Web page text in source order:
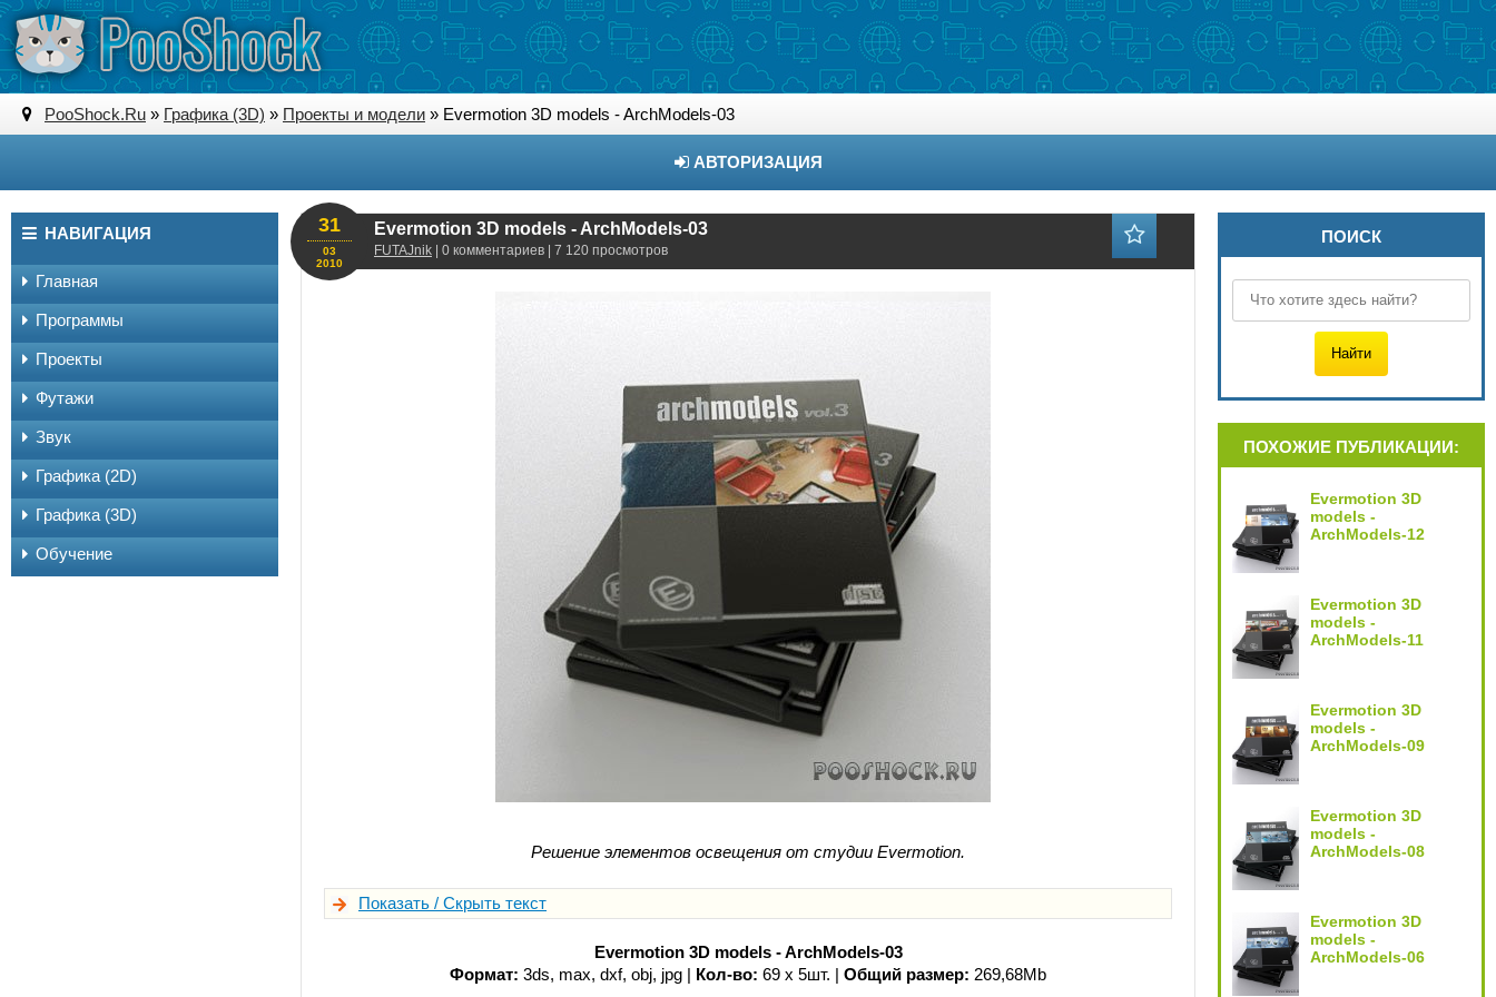
PooShock.Ru » Графика (3D) » Проекты и модели » Evermotion 3D models - ArchModels-03
АВТОРИЗАЦИЯ
Evermotion 3D models - ArchModels-03
FUTAJnik | 0 комментариев | 7 120 просмотров
31
03
2010
Решение элементов освещения от студии Evermotiоn.
Показать / Скрыть текст
Evermotion 3D models - ArchModels-03
Формат: 3ds, max, dxf, obj, jpg | Кол-во: 69 x 5шт. | Общий размер: 269,68Mb
НАВИГАЦИЯ
Главная
Программы
Проекты
Футажи
Звук
Графика (2D)
Графика (3D)
Обучение
ПОИСК
ПОХОЖИЕ ПУБЛИКАЦИИ:
Evermotion 3D
models -
ArchModels-12
Evermotion 3D
models -
ArchModels-11
Evermotion 3D
models -
ArchModels-09
Evermotion 3D
models -
ArchModels-08
Evermotion 3D
models -
ArchModels-06